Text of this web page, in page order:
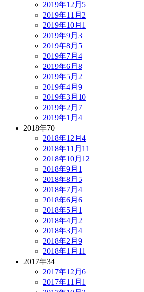
2019年12月 5
2019年11月 2
2019年10月 1
2019年9月 3
2019年8月 5
2019年7月 4
2019年6月 8
2019年5月 2
2019年4月 9
2019年3月 10
2019年2月 7
2019年1月 4
2018年70
2018年12月 4
2018年11月 11
2018年10月 12
2018年9月 1
2018年8月 5
2018年7月 4
2018年6月 6
2018年5月 1
2018年4月 2
2018年3月 4
2018年2月 9
2018年1月 11
2017年34
2017年12月 6
2017年11月 1